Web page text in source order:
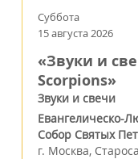
Суббота
15 августа 2026
«Звуки и
Scorpions»
Звуки и свечи
Евангелическо-
Собор Святых
г. Москва,